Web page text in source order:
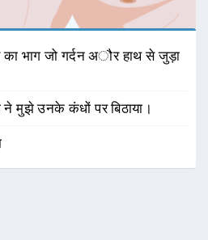
का भाग जो गर्दन अौर हाथ से जुड़ा
ने मुझे उनके कंधों पर बिठाया।